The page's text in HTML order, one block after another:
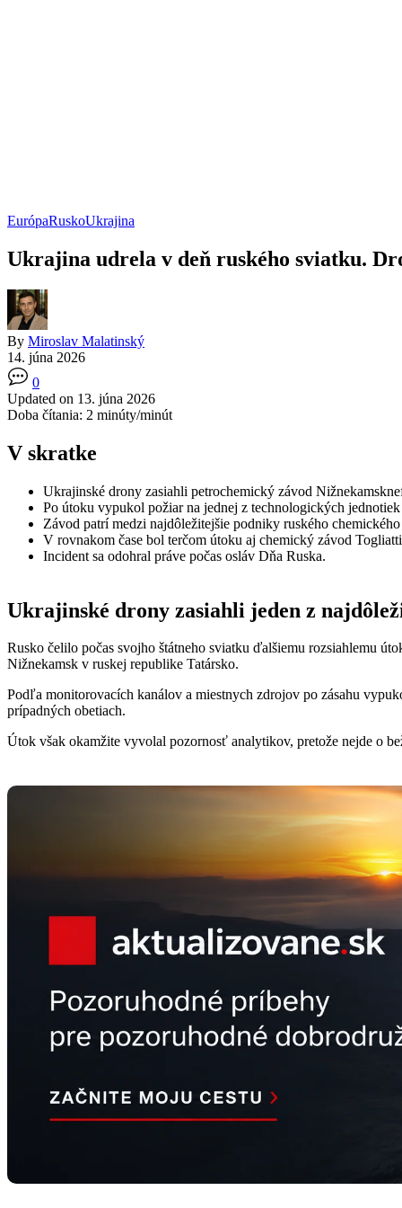
EurópaRuskoUkrajina
Ukrajina udrela v deň ruského sviatku.
By Miroslav Malatinský
14. júna 2026
0
Updated on 13. júna 2026
Doba čítania: 2 minúty/minút
V skratke
Ukrajinské drony zasiahli petrochemický závod
Po útoku vypukol požiar na jednej z technologických
Závod patrí medzi najdôležitejšie podniky ruského
V rovnakom čase bol terčom útoku aj chemický závod
Incident sa odohral práve počas osláv Dňa Ruska.
Ukrajinské drony zasiahli jeden z
Rusko čelilo počas svojho štátneho sviatku ďalšiemu rozsiahlemu
Nižnekamsk v ruskej republike Tatársko.
Podľa monitorovacích kanálov a miestnych zdrojov po zásahu
prípadných obetiach.
Útok však okamžite vyvolal pozornosť analytikov, pretože nejde o